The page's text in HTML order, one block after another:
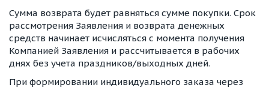
Сумма возврата будет равняться сумме покупки. Срок
рассмотрения Заявления и возврата денежных
средств начинает исчисляться с момента получения
Компанией Заявления и рассчитывается в рабочих
днях без учета праздников/выходных дней.
При формировании индивидуального заказа через